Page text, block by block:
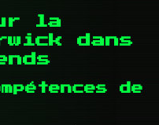
la
dans
de